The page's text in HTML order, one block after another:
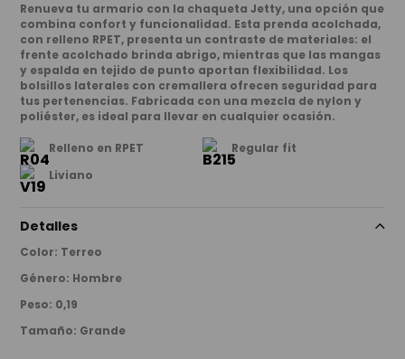
Renueva tu armario con la chaqueta Jetty, una opción que
combina confort y funcionalidad. Esta prenda acolchada,
con relleno RPET, presenta un contraste de materiales: el
frente acolchado brinda abrigo, mientras que las mangas
y espalda en tejido de punto aportan flexibilidad. Los
bolsillos laterales con cremallera ofrecen seguridad para
tus pertenencias. Fabricada con una mezcla de nylon y
poliéster, es ideal para llevar en cualquier ocasión.
Relleno en RPET
Regular fit
Liviano
Detalles
Color: Terreo
Género: Hombre
Peso: 0,19
Tamaño: Grande